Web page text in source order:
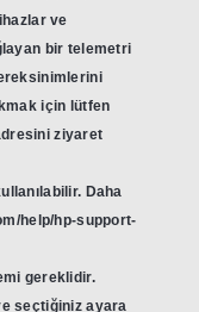
ve
bir telemetri
için lütfen
ziyaret
Daha
help/hp-support-
gereklidir.
seçtiğiniz ayara